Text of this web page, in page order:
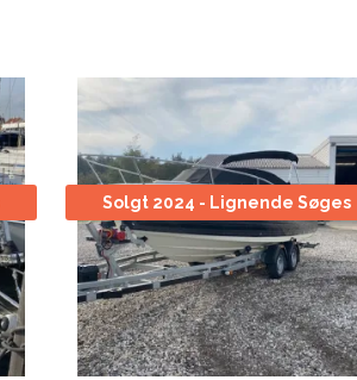
Solgt 2024 - Lignende Søges